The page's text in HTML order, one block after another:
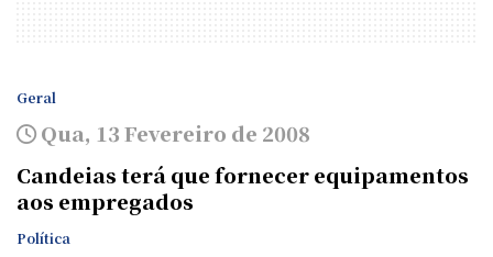
Geral
Qua, 13 Fevereiro de 2008
Candeias terá que fornecer equipamentos
aos empregados
Política